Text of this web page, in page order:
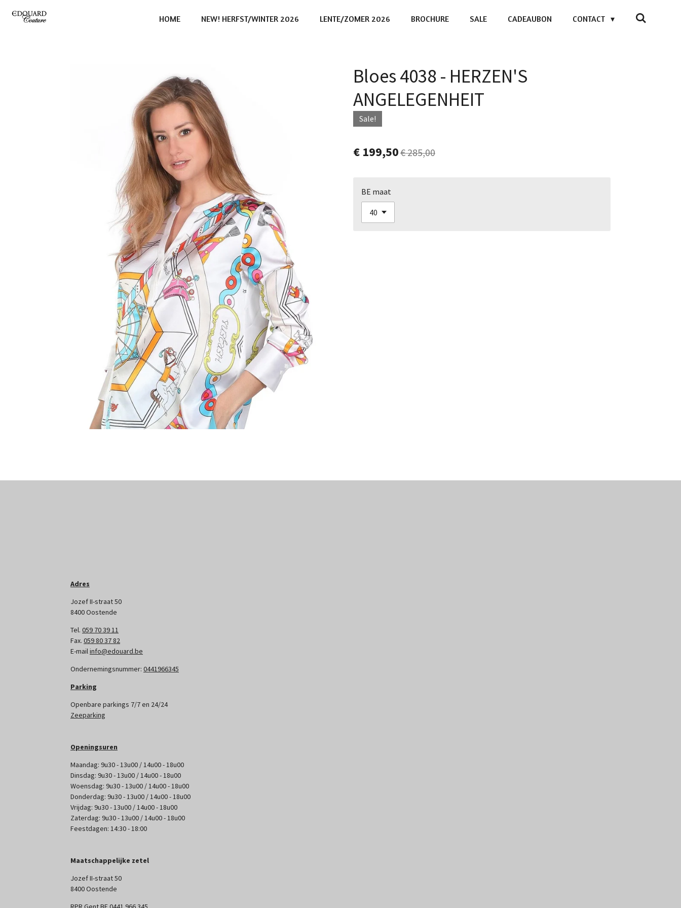
Ga
direct
HOME NEW! HERFST/WINTER 2026 LENTE/ZOMER 2026 BROCHURE SALE CADEAUBON CONTACT
Bloes 4038 - HERZEN'S
ANGELEGENHEIT
Sale!
€ 199,50€ 285,00
BE maat
Adres
Jozef II-straat 50
8400 Oostende
Tel. 059 70 39 11
Fax. 059 80 37 82
E-mailinfo@edouard.be
Ondernemingsnummer: 0441966345
Parking
Openbare parkings 7/7 en 24/24
Zeeparking
Openingsuren
Maandag: 9u30 - 13u00 / 14u00 - 18u00
Dinsdag: 9u30 - 13u00 / 14u00 - 18u00
Woensdag: 9u30 - 13u00 / 14u00 - 18u00
Donderdag: 9u30 - 13u00 / 14u00 - 18u00
Vrijdag: 9u30 - 13u00 / 14u00 - 18u00
Zaterdag: 9u30 - 13u00 / 14u00 - 18u00
Feestdagen: 14:30 - 18:00
Maatschappelijke zetel
Jozef II-straat 50
8400 Oostende